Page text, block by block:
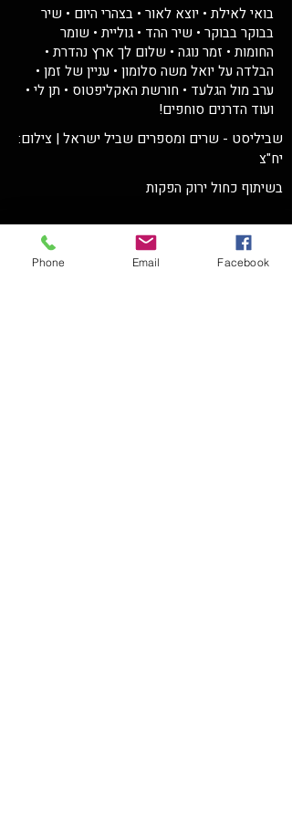
בואי לאילת • יוצא לאור • בצהרי היום • שיר
בבוקר בבוקר • שיר ההד • גוליית • שומר
החומות • זמר נוגה • שלום לך ארץ נהדרת •
הבלדה על יואל משה סלומון • עניין של זמן •
ערב מול הגלעד • חורשת האקליפטוס • תן לי •
ועוד הדרנים סוחפים!
שביליסט - שרים ומספרים שביל ישראל | צילום:
יח"צ
בשיתוף כחול ירוק הפקות
Phone Email Facebook